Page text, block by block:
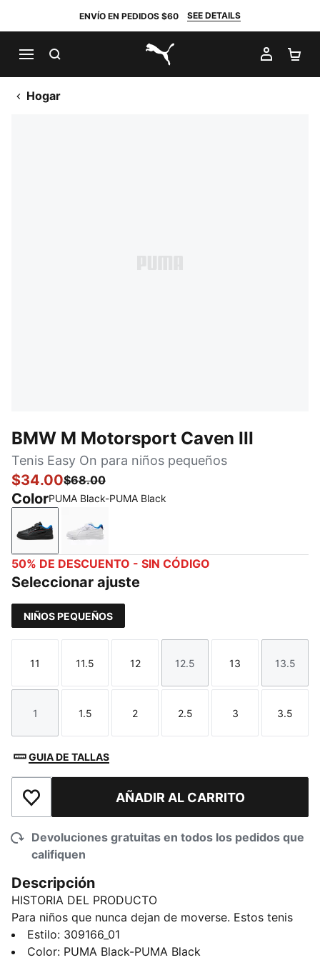
ENVÍO EN PEDIDOS $60 SEE DETAILS
PUMA.com
MI
Hogar
BMW M Motorsport Caven III
Tenis Easy On para niños pequeños
$34.00$68.00
ColorPUMA Black-PUMA Black
PUMA Black-PUMA Black
PUMA White-PUMA White
50% DE DESCUENTO - SIN CÓDIGO
Seleccionar ajuste
NIÑOS PEQUEÑOS
Talla
11
Talla
11.5
Talla
12
Talla
12.5
Talla
13
Talla
13.5
Talla
1
Talla
1.5
Talla
2
Talla
2.5
Talla
3
Talla
3.5
GUIA DE TALLAS
Añadir a la lista de deseosAÑADIR AL CARRITO
Devoluciones gratuitas en todos los pedidos que
califiquen
Descripción
HISTORIA DEL PRODUCTO
Para niños que nunca dejan de moverse. Estos tenis
están diseñados para una vida acelerada, con la
comodidad y el estilo retro de los Caven III, además
Estilo: 309166_01
Color: PUMA Black-PUMA Black